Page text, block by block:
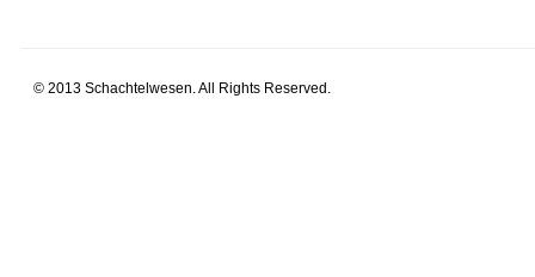
© 2013 Schachtelwesen. All Rights Reserved.